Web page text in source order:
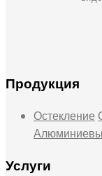
Продукция
Остекление
Услуги